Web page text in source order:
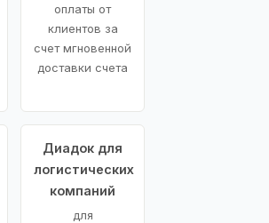
оплаты от
клиентов за
счет мгновенной
доставки счета
Диадок для
логистических
компаний
для